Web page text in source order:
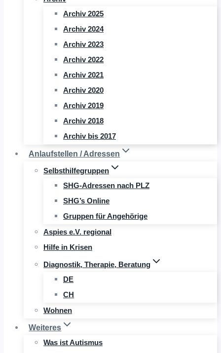
Archiv 2025
Archiv 2024
Archiv 2023
Archiv 2022
Archiv 2021
Archiv 2020
Archiv 2019
Archiv 2018
Archiv bis 2017
Anlaufstellen / Adressen
Selbsthilfegruppen
SHG-Adressen nach PLZ
SHG’s Online
Gruppen für Angehörige
Aspies e.V. regional
Hilfe in Krisen
Diagnostik, Therapie, Beratung
DE
CH
Wohnen
Weiteres
Was ist Autismus